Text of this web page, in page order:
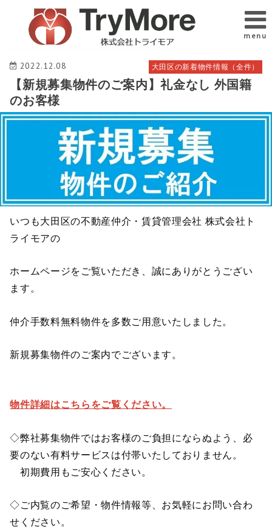
menu
大田区の新着物件情報（全件）
2022.12.08
【新規募集物件のご案内】礼金なし 外国籍
のお客様
いつも大田区の不動産仲介・賃貸管理会社 株式会社ト
ライモアの
ホームページをご覧いただき、誠にありがとうござい
ます。
仲介手数料無料物件を多数ご用意いたしました。
新規募集物件のご案内でございます。
物件詳細はこちらをご覧ください。
◇弊社募集物件ではお客様のご負担にならぬよう、必
要のない有料サービスは付帯いたしておりません。
初期費用もご安心ください。
◇ご内覧のご希望・物件情報等、お気軽にお問い合わ
せください。